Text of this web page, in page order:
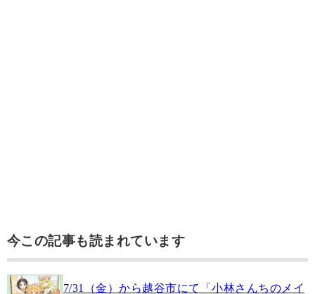
今この記事も読まれています
7/31（金）から越谷市にて「小林さんちのメイ